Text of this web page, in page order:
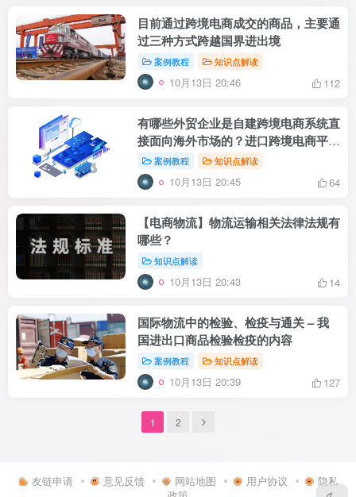
目前通过跨境电商成交的商品，主要通
过三种方式跨越国界进出境
案例教程 知识点解读
10月13日 20:46 112
有哪些外贸企业是自建跨境电商系统直
接面向海外市场的？进口跨境电商平台
有哪些？
案例教程 知识点解读
10月13日 20:45 64
【电商物流】物流运输相关法律法规有
哪些？
知识点解读
10月13日 20:43 14
国际物流中的检验、检疫与通关 – 我
国进出口商品检验检疫的内容
案例教程 知识点解读
10月13日 20:39 127
1 2
友链申请 意见反馈 网站地图 用户协议
隐私